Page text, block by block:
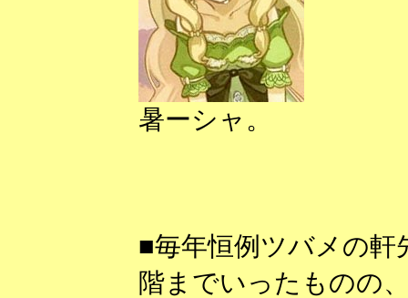
暑ーシャ。
■毎年恒例ツバメの軒
階までいったものの